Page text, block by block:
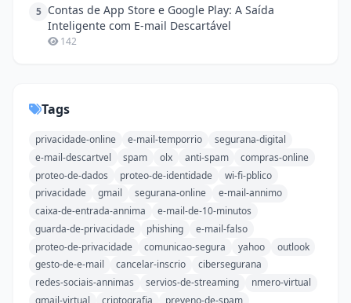
5 Contas de App Store e Google Play: A Saída
Inteligente com E-mail Descartável
142
Tags
privacidade-online e-mail-temporrio
segurana-digital
e-mail-descartvel
spam olx anti-spam
compras-online
proteo-de-dados
proteo-de-identidade
wi-fi-pblico
privacidade
gmail segurana-online
e-mail-annimo
caixa-de-entrada-annima
e-mail-de-10-minutos
guarda-de-privacidade
phishing
e-mail-falso
proteo-de-privacidade
comunicao-segura yahoo
outlook
gesto-de-e-mail
cancelar-inscrio
cibersegurana
redes-sociais-annimas
servios-de-streaming
nmero-virtual
gmail-virtual
criptografia
preveno-de-spam